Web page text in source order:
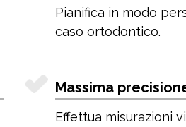
Pianifica in modo
caso ortodontico.
Massima
Effettua misurazioni